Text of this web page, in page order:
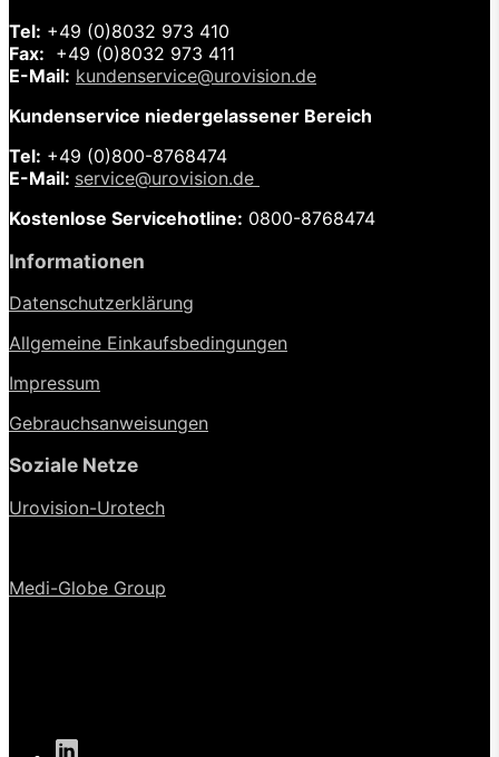
Tel: +49 (0)8032 973 410
Fax: +49 (0)8032 973 411
E-Mail: kundenservice@urovision.de
Kundenservice niedergelassener Bereich
Tel: +49 (0)800-8768474
E-Mail: service@urovision.de
Kostenlose Servicehotline: 0800-8768474
Informationen
Datenschutzerklärung
Allgemeine Einkaufsbedingungen
Impressum
Gebrauchsanweisungen
Soziale Netze
Urovision-Urotech
Medi-Globe Group